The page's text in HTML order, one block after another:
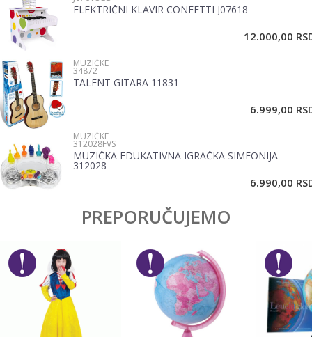
Email
Poruka
ELEKTRIČNI KLAVIR CONFETTI J07618
12.000,00
MUZIČKE
34872
TALENT GITARA 11831
6.999,00
MUZIČKE
312028FVS
MUZIČKA EDUKATIVNA IGRAČKA SIMFONIJA
312028
6.990,00
PREPORUČUJEMO